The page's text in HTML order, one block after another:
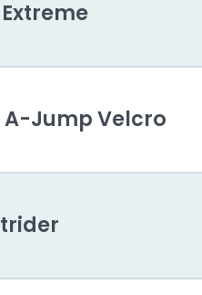
A-Jump Velcro